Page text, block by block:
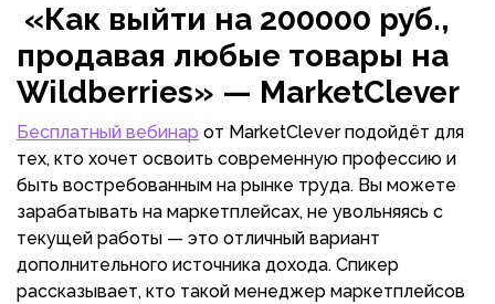
«Как выйти на 200000 руб.,
продавая любые товары на
Wildberries» — MarketClever
Бесплатный вебинар от MarketClever подойдёт для
тех, кто хочет освоить современную профессию и
быть востребованным на рынке труда. Вы можете
зарабатывать на маркетплейсах, не увольняясь с
текущей работы — это отличный вариант
дополнительного источника дохода. Спикер
рассказывает, кто такой менеджер маркетплейсов